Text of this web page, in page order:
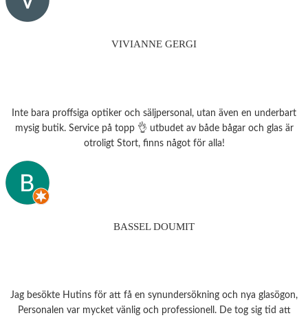
VIVIANNE GERGI
Inte bara proffsiga optiker och säljpersonal, utan även en underbart
mysig butik. Service på topp 👌 utbudet av både bågar och glas är
otroligt Stort, finns något för alla!
BASSEL DOUMIT
Jag besökte Hutins för att få en synundersökning och nya glasögon,
Personalen var mycket vänlig och professionell. De tog sig tid att